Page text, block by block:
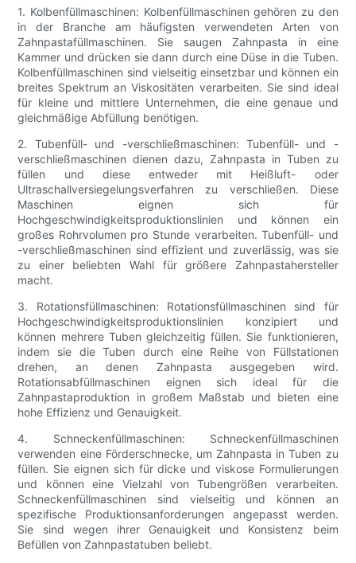
1. Kolbenfüllmaschinen: Kolbenfüllmaschinen gehören zu den
in der Branche am häufigsten verwendeten Arten von
Zahnpastafüllmaschinen. Sie saugen Zahnpasta in eine
Kammer und drücken sie dann durch eine Düse in die Tuben.
Kolbenfüllmaschinen sind vielseitig einsetzbar und können ein
breites Spektrum an Viskositäten verarbeiten. Sie sind ideal
für kleine und mittlere Unternehmen, die eine genaue und
gleichmäßige Abfüllung benötigen.
2. Tubenfüll- und -verschließmaschinen: Tubenfüll- und -
verschließmaschinen dienen dazu, Zahnpasta in Tuben zu
füllen und diese entweder mit Heißluft- oder
Ultraschallversiegelungsverfahren zu verschließen. Diese
Maschinen eignen sich für
Hochgeschwindigkeitsproduktionslinien und können ein
großes Rohrvolumen pro Stunde verarbeiten. Tubenfüll- und
-verschließmaschinen sind effizient und zuverlässig, was sie
zu einer beliebten Wahl für größere Zahnpastahersteller
macht.
3. Rotationsfüllmaschinen: Rotationsfüllmaschinen sind für
Hochgeschwindigkeitsproduktionslinien konzipiert und
können mehrere Tuben gleichzeitig füllen. Sie funktionieren,
indem sie die Tuben durch eine Reihe von Füllstationen
drehen, an denen Zahnpasta ausgegeben wird.
Rotationsabfüllmaschinen eignen sich ideal für die
Zahnpastaproduktion in großem Maßstab und bieten eine
hohe Effizienz und Genauigkeit.
4. Schneckenfüllmaschinen: Schneckenfüllmaschinen
verwenden eine Förderschnecke, um Zahnpasta in Tuben zu
füllen. Sie eignen sich für dicke und viskose Formulierungen
und können eine Vielzahl von Tubengrößen verarbeiten.
Schneckenfüllmaschinen sind vielseitig und können an
spezifische Produktionsanforderungen angepasst werden.
Sie sind wegen ihrer Genauigkeit und Konsistenz beim
Befüllen von Zahnpastatuben beliebt.